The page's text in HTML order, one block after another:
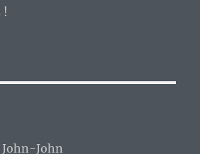
!
John-John